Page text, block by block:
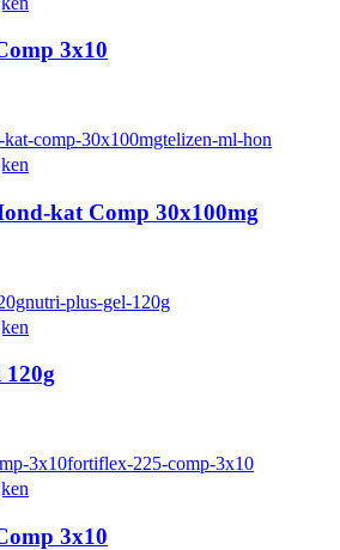
3x10
kat Comp 30x100mg
120g
3x10